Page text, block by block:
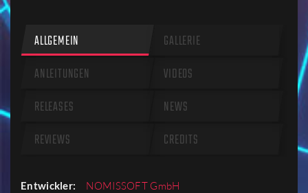
ALLGEMEIN
GALLERIE
ANLEITUNGEN
VIDEOS
RELEASES
NEWS
REVIEWS
CREDITS
Entwickler: NOMISSOFT GmbH